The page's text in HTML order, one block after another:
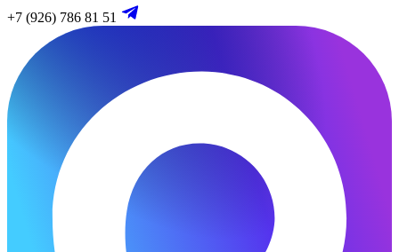
+7 (926) 786 81 51